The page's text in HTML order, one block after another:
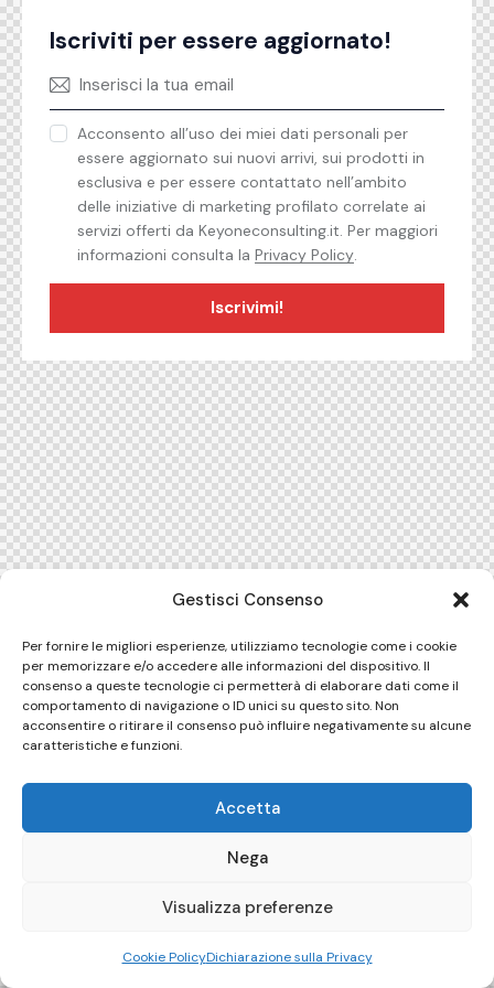
Gestisci Consenso
Per fornire le migliori esperienze, utilizziamo tecnologie come i cookie
per memorizzare e/o accedere alle informazioni del dispositivo. Il
consenso a queste tecnologie ci permetterà di elaborare dati come il
comportamento di navigazione o ID unici su questo sito. Non
acconsentire o ritirare il consenso può influire negativamente su alcune
caratteristiche e funzioni.
Accetta
Nega
Visualizza preferenze
Cookie PolicyDichiarazione sulla Privacy
Iscriviti per essere aggiornato!
Iscrivimi!
Acconsento all’uso dei miei dati personali per
essere aggiornato sui nuovi arrivi, sui prodotti in
esclusiva e per essere contattato nell’ambito
delle iniziative di marketing profilato correlate ai
servizi offerti da Keyoneconsulting.it. Per maggiori
informazioni consulta la Privacy Policy.